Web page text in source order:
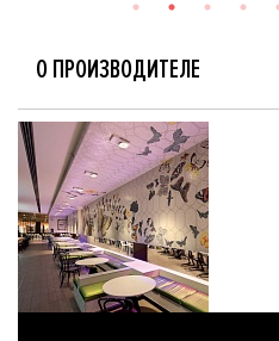
О ПРОИЗВОДИТЕЛЕ